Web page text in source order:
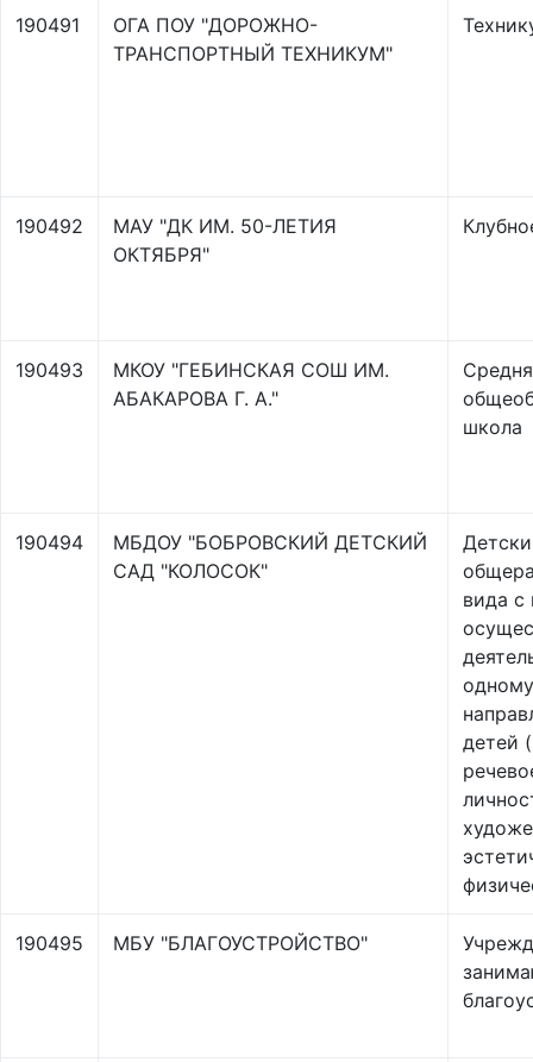
190491
ОГА ПОУ "ДОРОЖНО-
ТРАНСПОРТНЫЙ ТЕХНИКУМ"
190492
МАУ "ДК ИМ. 50-ЛЕТИЯ
ОКТЯБРЯ"
190493
МКОУ "ГЕБИНСКАЯ СОШ ИМ.
АБАКАРОВА Г. А."
школа
190494
МБДОУ "БОБРОВСКИЙ ДЕТСКИЙ
САД "КОЛОСОК"
вида с
детей
190495 МБУ "БЛАГОУСТРОЙСТВО"